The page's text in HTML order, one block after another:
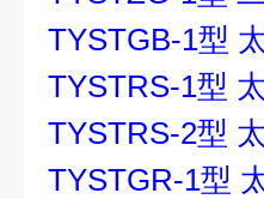
TYSTGB-1型
TYSTRS-1型
TYSTRS-2型
TYSTGR-1型